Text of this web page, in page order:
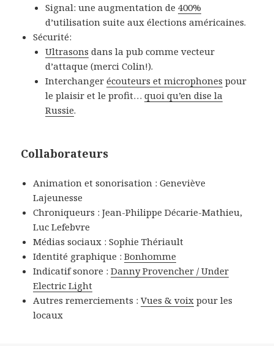
Signal: une augmentation de400%
d’utilisation suite aux élections américaines.
Sécurité:
Ultrasons dans la pub comme vecteur
d’attaque (merci Colin!).
Interchangerécouteurs et microphones pour
le plaisir et le profit…quoi qu’en dise la
Russie.
Collaborateurs
Animation et sonorisation : Geneviève
Lajeunesse
Chroniqueurs : Jean-Philippe Décarie-Mathieu,
Luc Lefebvre
Médias sociaux : Sophie Thériault
Identité graphique :Bonhomme
Indicatif sonore :Danny Provencher / Under
Electric Light
Autres remerciements :Vues & voix pour les
locaux